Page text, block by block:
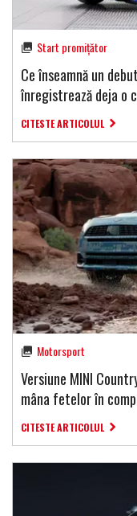
Start promițător
Ce înseamnă un
înregistrează deja o
CITESTE ARTICOLUL
Motorsport
Versiune MINI
mâna fetelor în
CITESTE ARTICOLUL